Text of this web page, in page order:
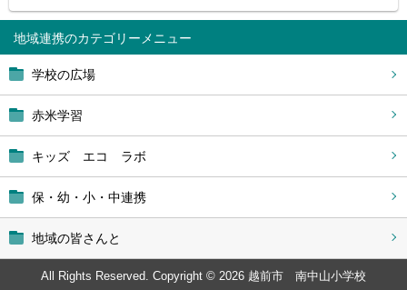
地域連携
学校の広場
赤米学習
キッズ エコ ラボ
保・幼・小・中連携
地域の皆さんと
All Rights Reserved. Copyright © 2026 越前市 南中山小学校